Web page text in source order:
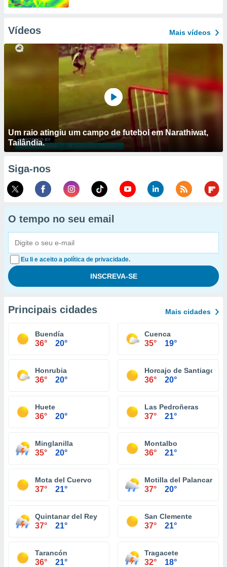
Vídeos Mais vídeos
Um raio atingiu um campo de futebol em Narathiwat,
Tailândia.
Siga-nos
O tempo no seu email
Eu li e aceito a política de privacidade.
Principais cidades Mais cidades
Buendía
36° 20°
Cuenca
35° 19°
Honrubia
36° 20°
Horcajo de Santiago
36° 20°
Huete
36° 20°
Las Pedroñeras
37° 21°
Minglanilla
35° 20°
Montalbo
36° 21°
Mota del Cuervo
37° 21°
Motilla del Palancar
37° 20°
Quintanar del Rey
37° 21°
San Clemente
37° 21°
Tarancón
36° 21°
Tragacete
32° 18°